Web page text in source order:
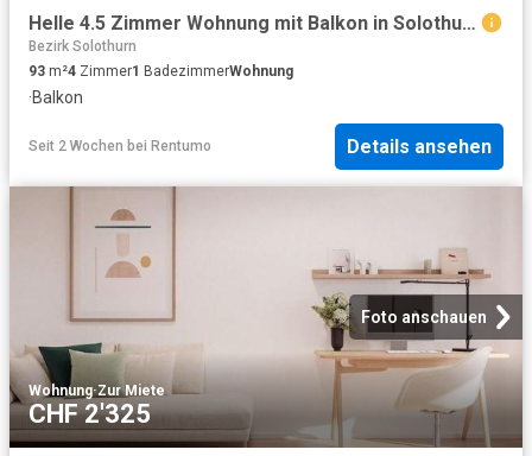
Helle 4.5 Zimmer Wohnung mit Balkon in Solothurn
Bezirk Solothurn
93 m²4 Zimmer1 BadezimmerWohnung
·Balkon
Seit 2 Wochen bei Rentumo Details ansehen
Foto anschauen
Wohnung·Zur Miete
CHF 2'325